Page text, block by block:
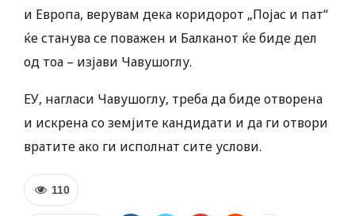
и Европа, верувам дека коридорот „Појас и пат“
ќе станува се поважен и Балканот ќе биде дел
од тоа – изјави Чавушоглу.
ЕУ, нагласи Чавушоглу, треба да биде отворена
и искрена со земјите кандидати и да ги отвори
вратите ако ги исполнат сите услови.
110